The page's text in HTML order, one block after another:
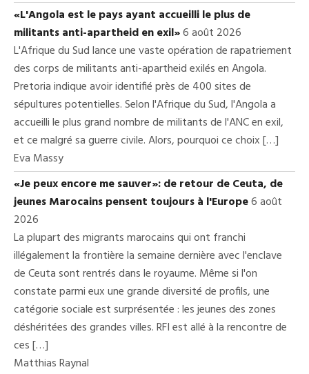
«L'Angola est le pays ayant accueilli le plus de
militants anti-apartheid en exil»6 août 2026
L'Afrique du Sud lance une vaste opération de rapatriement
des corps de militants anti-apartheid exilés en Angola.
Pretoria indique avoir identifié près de 400 sites de
sépultures potentielles. Selon l'Afrique du Sud, l'Angola a
accueilli le plus grand nombre de militants de l'ANC en exil,
et ce malgré sa guerre civile. Alors, pourquoi ce choix […]
Eva Massy
«Je peux encore me sauver»: de retour de Ceuta, de
jeunes Marocains pensent toujours à l'Europe6 août
2026
La plupart des migrants marocains qui ont franchi
illégalement la frontière la semaine dernière avec l'enclave
de Ceuta sont rentrés dans le royaume. Même si l'on
constate parmi eux une grande diversité de profils, une
catégorie sociale est surprésentée : les jeunes des zones
déshéritées des grandes villes. RFI est allé à la rencontre de
ces […]
Matthias Raynal